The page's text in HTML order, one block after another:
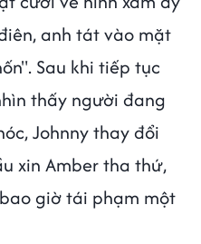
anh tát vào mặt
Sau khi tiếp tục
thấy người đang
Johnny thay đổi
xin Amber tha thứ,
giờ tái phạm một